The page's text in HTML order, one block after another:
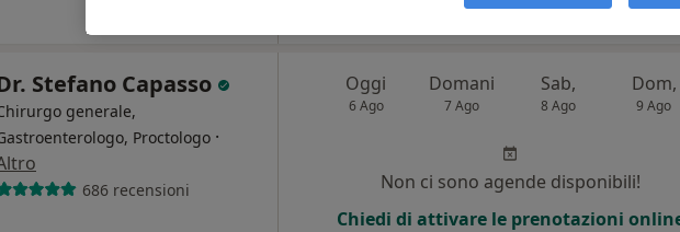
Stefano Capasso
generale,
Proctologo ·
686 recensioni
Oggi
6 Ago
Domani
7 Ago
Sab,
8 Ago
Dom,
9 Ago
Non ci sono agende disponibili!
Chiedi di attivare le prenotazioni